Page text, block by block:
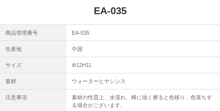
EA-035
商品管理番号 EA-035
生産地 中国
サイズ Φ12H11
素材 ウォーターヒヤシンス
注意事項
素材の性質上、水濡れ、稀に強く擦ると色移り、色落ちす
る場合がございます。